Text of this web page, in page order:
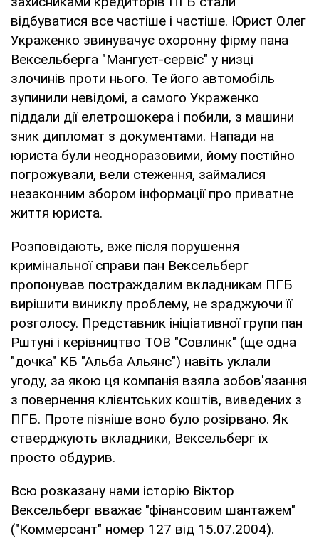
відбуватися все частіше і частіше. Юрист Олег
Украженко звинувачує охоронну фірму пана
Вексельберга "Мангуст-сервіс" у низці
злочинів проти нього. Те його автомобіль
зупинили невідомі, а самого Украженко
піддали дії елетрошокера і побили, з машини
зник дипломат з документами. Напади на
юриста були неодноразовими, йому постійно
погрожували, вели стеження, займалися
незаконним збором інформації про приватне
життя юриста.
Розповідають, вже після порушення
кримінальної справи пан Вексельберг
пропонував постраждалим вкладникам ПГБ
вирішити виниклу проблему, не зраджуючи її
розголосу. Представник ініціативної групи пан
Рштуні і керівництво ТОВ "Совлинк" (ще одна
"дочка" КБ "Альба Альянс") навіть уклали
угоду, за якою ця компанія взяла зобов'язання
з повернення клієнтських коштів, виведених з
ПГБ. Проте пізніше воно було розірвано. Як
стверджують вкладники, Вексельберг їх
просто обдурив.
Всю розказану нами історію Віктор
Вексельберг вважає "фінансовим шантажем"
("Коммерсант" номер 127 від 15.07.2004).